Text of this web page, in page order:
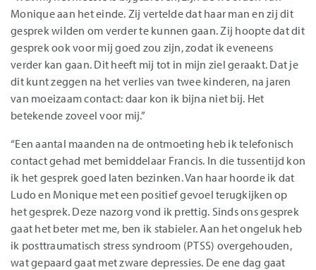
Monique aan het einde. Zij vertelde dat haar man en zij dit
gesprek wilden om verder te kunnen gaan. Zij hoopte dat dit
gesprek ook voor mij goed zou zijn, zodat ik eveneens
verder kan gaan. Dit heeft mij tot in mijn ziel geraakt. Dat je
dit kunt zeggen na het verlies van twee kinderen, na jaren
van moeizaam contact: daar kon ik bijna niet bij. Het
betekende zoveel voor mij.”
“Een aantal maanden na de ontmoeting heb ik telefonisch
contact gehad met bemiddelaar Francis. In die tussentijd kon
ik het gesprek goed laten bezinken. Van haar hoorde ik dat
Ludo en Monique met een positief gevoel terugkijken op
het gesprek. Deze nazorg vond ik prettig. Sinds ons gesprek
gaat het beter met me, ben ik stabieler. Aan het ongeluk heb
ik posttraumatisch stress syndroom (PTSS) overgehouden,
wat gepaard gaat met zware depressies. De ene dag gaat